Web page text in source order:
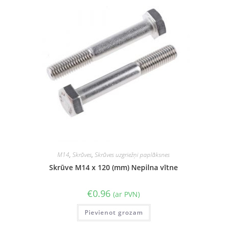
M14, Skrūves, Skrūves uzgriežņi paplāksnes
Skrūve M14 x 120 (mm) Nepilna vītne
€0.96 (ar PVN)
Pievienot grozam